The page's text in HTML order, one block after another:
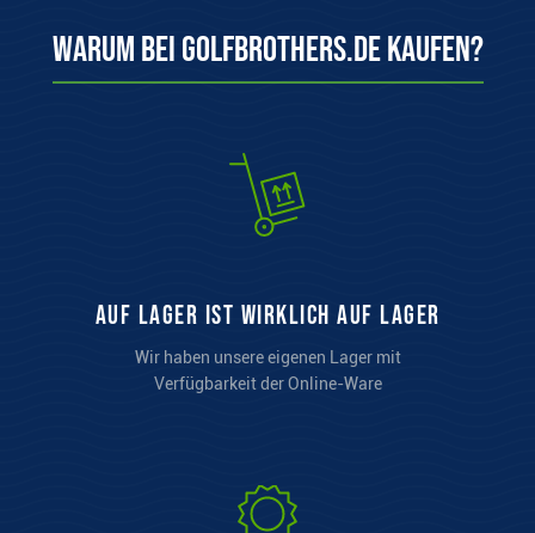
Warum bei Golfbrothers.de kaufen?
auf Lager ist wirklich auf Lager
Wir haben unsere eigenen Lager mit
Verfügbarkeit der Online-Ware